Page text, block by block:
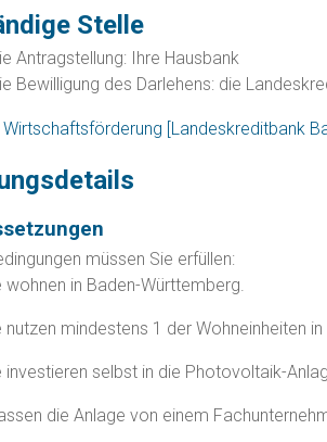
Stelle
Antragstellung: Ihre Hausbank
Bewilligung des Darlehens: die
Wirtschaftsförderung [Landeskreditbank
müssen Sie erfüllen:
wohnen in Baden-Württemberg.
nutzen mindestens 1 der Wohneinheiten
investieren selbst in die Photovoltaik-
die Anlage von einem